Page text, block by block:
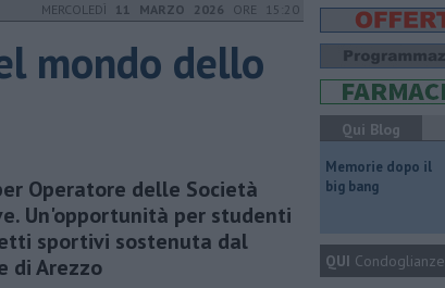
MERCOLEDÌ 11 MARZO 2026 ORE 15:20
mondo dello
Operatore delle Società
Un'opportunità per studenti
sportivi sostenuta dal
di Arezzo
Qui Blog
Memorie dopo il
big bang
QUI Condoglianze